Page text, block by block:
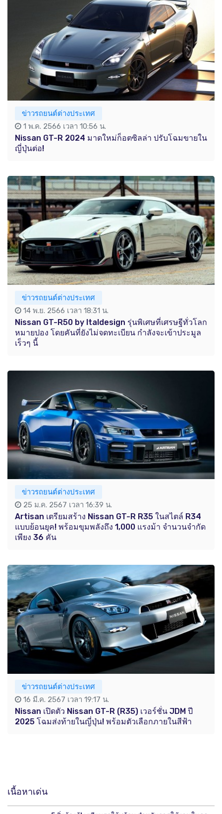
ข่าวรถยนต์ต่างประเทศ
1 พ.ค. 2566 เวลา 10:56 น.
Nissan GT-R 2024 มาดใหม่ก็อตซิลล่า ปรับโฉมขายใน
ญี่ปุ่นต่อ!
ข่าวรถยนต์ต่างประเทศ
14 พ.ย. 2566 เวลา 18:31 น.
Nissan GT-R50 by Italdesign รุ่นพิเศษที่เศรษฐีทั่วโลก
หมายปอง โดยคันที่ยังไม่จดทะเบียน กำลังจะเข้าประมูล
เร็วๆ นี้
ข่าวรถยนต์ต่างประเทศ
25 ม.ค. 2567 เวลา 16:39 น.
Artisan เตรียมสร้าง Nissan GT-R R35 ในสไตล์ R34
แบบย้อนยุค! พร้อมขุมพลังถึง 1,000 แรงม้า จำนวนจำกัด
เพียง 36 คัน
ข่าวรถยนต์ต่างประเทศ
16 มี.ค. 2567 เวลา 19:17 น.
Nissan เปิดตัว Nissan GT-R (R35) เวอร์ชั่น JDM ปี
2025 โฉมส่งท้ายในญี่ปุ่น! พร้อมตัวเลือกภายในสีฟ้า
เนื้อหาเด่น